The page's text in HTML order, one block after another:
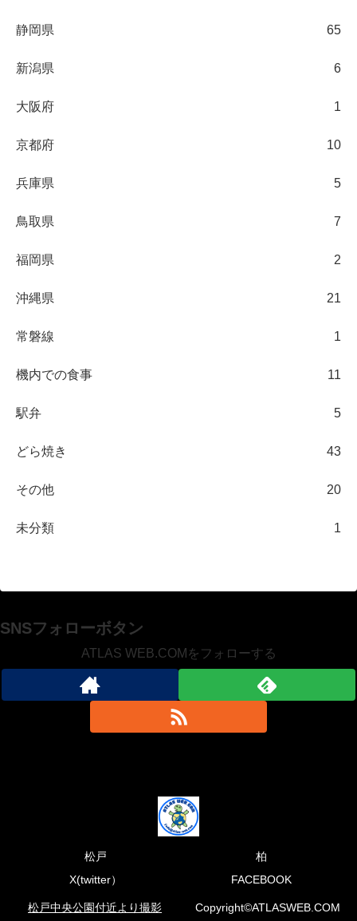
静岡県 65
新潟県 6
大阪府 1
京都府 10
兵庫県 5
鳥取県 7
福岡県 2
沖縄県 21
常磐線 1
機内での食事 11
駅弁 5
どら焼き 43
その他 20
未分類 1
SNSフォローボタン
ATLAS WEB.COMをフォローする
松戸
柏
X(twitter）
FACEBOOK
松戸中央公園付近より撮影 Copyright©ATLASWEB.COM